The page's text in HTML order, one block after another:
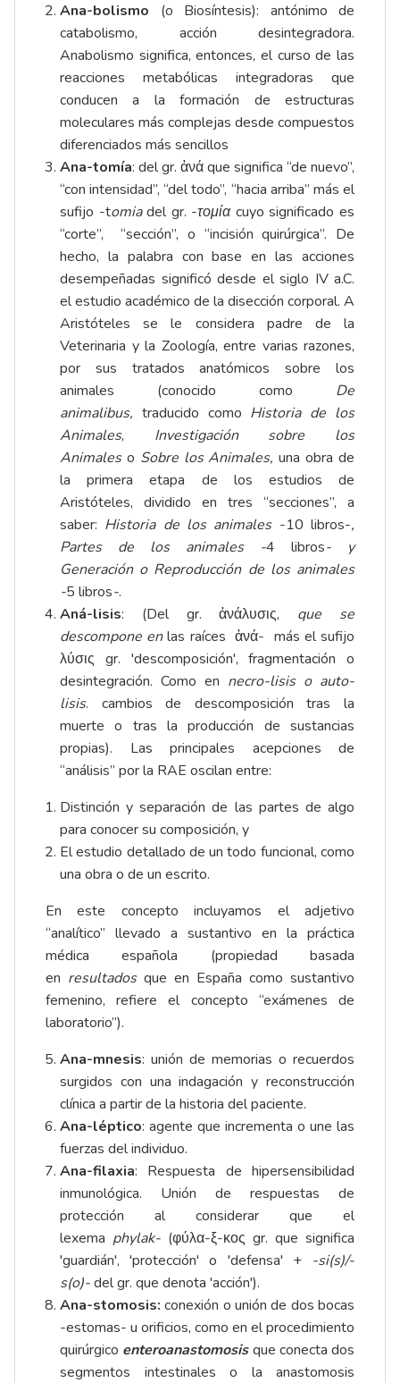
Ana-bolismo (o Biosíntesis): antónimo de
catabolismo, acción desintegradora.
Anabolismo significa, entonces, el curso de las
reacciones metabólicas integradoras que
conducen a la formación de estructuras
moleculares más complejas desde compuestos
diferenciados más sencillos
Ana-tomía: del gr. ἀνά que significa “de nuevo”,
“con intensidad”, “del todo”, “hacia arriba” más el
sufijo -tomiadel gr. -τομίαcuyo significado es
“corte”, “sección”, o “incisión quirúrgica”. De
hecho, la palabra con base en las acciones
desempeñadas significó desde el siglo IV a.C.
el estudio académico de la disección corporal. A
Aristóteles se le considera padre de la
Veterinaria y la Zoología, entre varias razones,
por sus tratados anatómicos sobre los
animales (conocido como De
animalibus, traducido como Historia de los
Animales, Investigación sobre los
Animaleso Sobre los Animales,una obra de
la primera etapa de los estudios de
Aristóteles, dividido en tres “secciones”, a
saber: Historia de los animales -10 libros-,
Partes de los animales -4 libros- y
Generación o Reproducción de los animales
-5 libros-.
Aná-lisis: (Del gr. ἀνάλυσις, que se
descompone enlas raíces ἀνά- más el sufijo
λύσις gr. 'descomposición', fragmentación o
desintegración. Como en necro-lisis o auto-
lisis. cambios de descomposición tras la
muerte o tras la producción de sustancias
propias). Las principales acepciones de
“análisis” por la RAE oscilan entre:
Distinción y separación de las partes de algo
para conocer su composición, y
El estudio detallado de un todo funcional, como
una obra o de un escrito.
En este concepto incluyamos el adjetivo
“analítico” llevado a sustantivo en la práctica
médica española (propiedad basada
en resultadosque en España como sustantivo
femenino, refiere el concepto “exámenes de
laboratorio”).
Ana-mnesis: unión de memorias o recuerdos
surgidos con una indagación y reconstrucción
clínica a partir de la historia del paciente.
Ana-léptico: agente que incrementa o une las
fuerzas del individuo.
Ana-filaxia: Respuesta de hipersensibilidad
inmunológica. Unión de respuestas de
protección al considerar que el
lexema phylak- (φύλα-ξ-κος gr. que significa
'guardián', 'protección' o 'defensa' + -si(s)/-
s(o)-del gr. que denota 'acción').
Ana-stomosis:conexión o unión de dos bocas
-estomas- u orificios, como en el procedimiento
quirúrgico enteroanastomosisque conecta dos
segmentos intestinales o la anastomosis